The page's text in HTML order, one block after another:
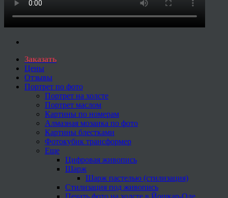
Заказать
Цены
Отзывы
Портрет по фото
Портрет на холсте
Портрет маслом
Картины по номерам
Алмазная мозаика по фото
Картины блестками
Фотокубик трансформер
Еще
Цифровая живопись
Шарж
Шарж пастелью (стилизация)
Стилизация под живопись
Печать фото на холсте в Йошкар-Оле